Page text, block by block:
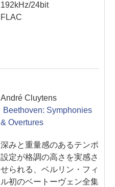
192kHz/24bit
FLAC
André Cluytens
Beethoven: Symphonies
& Overtures
深みと重量感のあるテンポ
設定が格調の高さを実感さ
せられる、ベルリン・フィ
ル初のベートーヴェン全集